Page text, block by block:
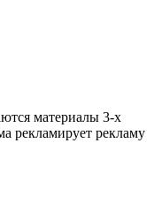
материалы 3-х
рекламирует рекламу